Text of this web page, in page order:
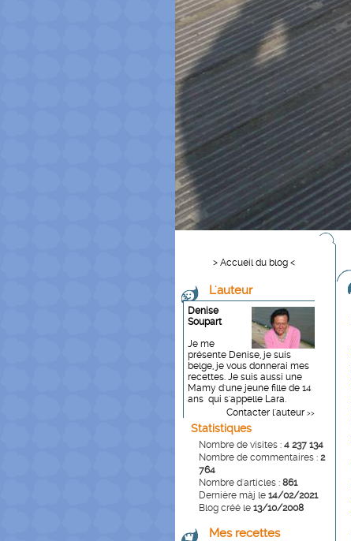
> Accueil du blog <
L'auteur
Denise
Soupart
Je me
présente Denise, je suis
belge, je vous donnerai mes
recettes. Je suis aussi une
Mamy d'une jeune fille de 14
ans qui s'appelle Lara.
Contacter l'auteur >>
Statistiques
Nombre de visites : 4 237 134
Nombre de commentaires : 2
764
Nombre d'articles : 861
Dernière màj le 14/02/2021
Blog créé le 13/10/2008
Mes recettes